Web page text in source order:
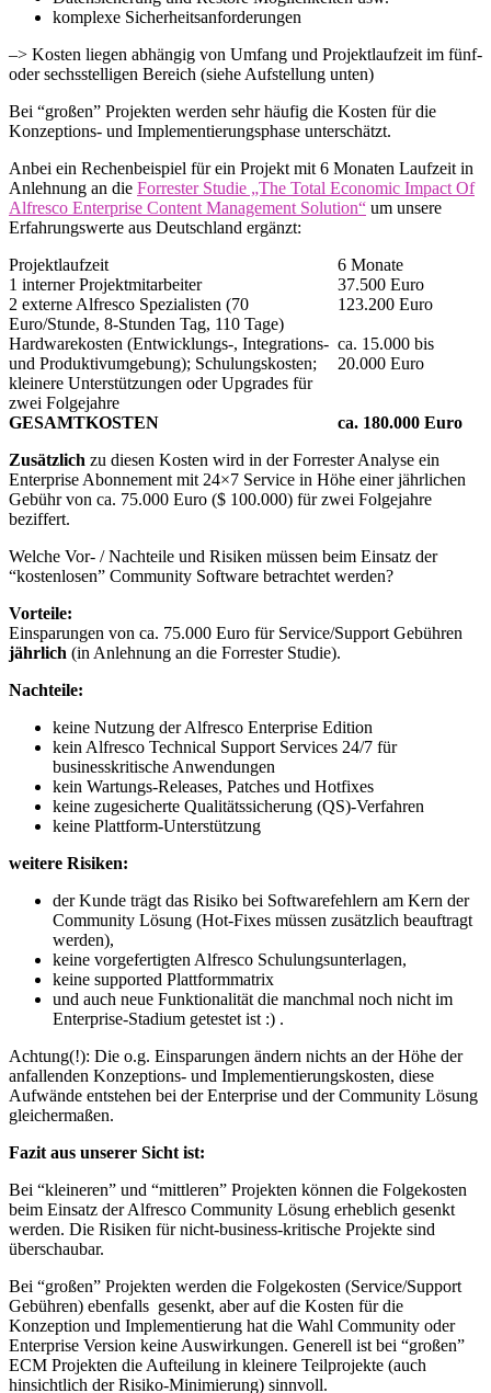
komplexe Sicherheitsanforderungen
–> Kosten liegen abhängig von Umfang und Projektlaufzeit im fünf-
oder sechsstelligen Bereich (siehe Aufstellung unten)
Bei “großen” Projekten werden sehr häufig die Kosten für die
Konzeptions- und Implementierungsphase unterschätzt.
Anbei ein Rechenbeispiel für ein Projekt mit 6 Monaten Laufzeit in
Anlehnung an die Forrester Studie „The Total Economic Impact Of
Alfresco Enterprise Content Management Solution“ um unsere
Erfahrungswerte aus Deutschland ergänzt:
Projektlaufzeit
6 Monate
1 interner Projektmitarbeiter
37.500 Euro
2 externe Alfresco Spezialisten (70
Euro/Stunde, 8-Stunden Tag, 110 Tage)
123.200 Euro
Hardwarekosten (Entwicklungs-, Integrations-
und Produktivumgebung); Schulungskosten;
kleinere Unterstützungen oder Upgrades für
zwei Folgejahre
ca. 15.000 bis
20.000 Euro
GESAMTKOSTEN
ca. 180.000 Euro
Zusätzlich zu diesen Kosten wird in der Forrester Analyse ein
Enterprise Abonnement mit 24×7 Service in Höhe einer jährlichen
Gebühr von ca. 75.000 Euro ($ 100.000) für zwei Folgejahre
beziffert.
Welche Vor- / Nachteile und Risiken müssen beim Einsatz der
“kostenlosen” Community Software betrachtet werden?
Vorteile:
Einsparungen von ca. 75.000 Euro für Service/Support Gebühren
jährlich (in Anlehnung an die Forrester Studie).
Nachteile:
keine Nutzung der Alfresco Enterprise Edition
kein Alfresco Technical Support Services 24/7 für
businesskritische Anwendungen
kein Wartungs-Releases, Patches und Hotfixes
keine zugesicherte Qualitätssicherung (QS)-Verfahren
keine Plattform-Unterstützung
weitere Risiken:
der Kunde trägt das Risiko bei Softwarefehlern am Kern der
Community Lösung (Hot-Fixes müssen zusätzlich beauftragt
werden),
keine vorgefertigten Alfresco Schulungsunterlagen,
keine supported Plattformmatrix
und auch neue Funktionalität die manchmal noch nicht im
Enterprise-Stadium getestet ist :) .
Achtung(!): Die o.g. Einsparungen ändern nichts an der Höhe der
anfallenden Konzeptions- und Implementierungskosten, diese
Aufwände entstehen bei der Enterprise und der Community Lösung
gleichermaßen.
Fazit aus unserer Sicht ist:
Bei “kleineren” und “mittleren” Projekten können die Folgekosten
beim Einsatz der Alfresco Community Lösung erheblich gesenkt
werden. Die Risiken für nicht-business-kritische Projekte sind
überschaubar.
Bei “großen” Projekten werden die Folgekosten (Service/Support
Gebühren) ebenfalls gesenkt, aber auf die Kosten für die
Konzeption und Implementierung hat die Wahl Community oder
Enterprise Version keine Auswirkungen. Generell ist bei “großen”
ECM Projekten die Aufteilung in kleinere Teilprojekte (auch
hinsichtlich der Risiko-Minimierung) sinnvoll.